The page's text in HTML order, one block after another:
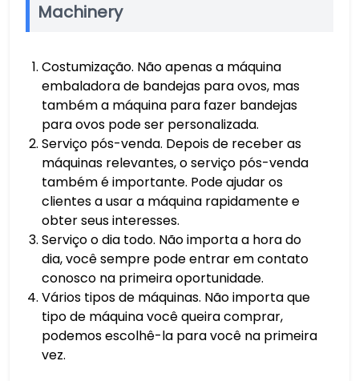
Machinery
Costumização. Não apenas a máquina
embaladora de bandejas para ovos, mas
também a máquina para fazer bandejas
para ovos pode ser personalizada.
Serviço pós-venda. Depois de receber as
máquinas relevantes, o serviço pós-venda
também é importante. Pode ajudar os
clientes a usar a máquina rapidamente e
obter seus interesses.
Serviço o dia todo. Não importa a hora do
dia, você sempre pode entrar em contato
conosco na primeira oportunidade.
Vários tipos de máquinas. Não importa que
tipo de máquina você queira comprar,
podemos escolhê-la para você na primeira
vez.